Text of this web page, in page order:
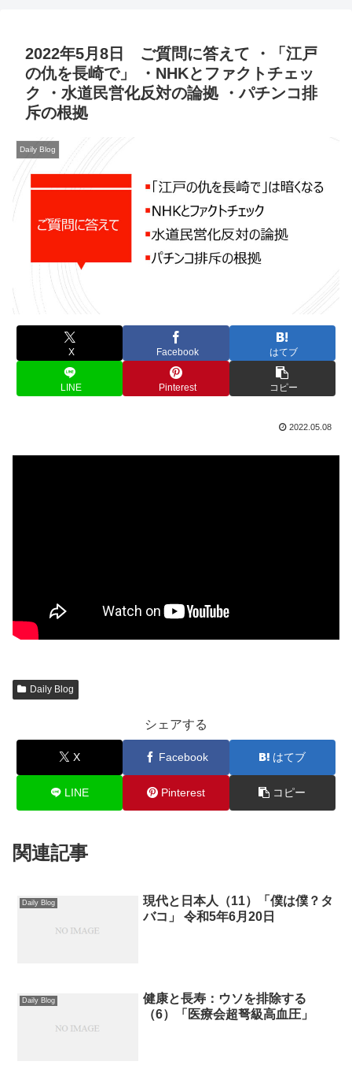
2022年5月8日 ご質問に答えて ・「江戸
の仇を長崎で」 ・NHKとファクトチェッ
ク ・水道民営化反対の論拠 ・パチンコ排
斥の根拠
Daily Blog
X Facebook はてブ
LINE Pinterest コピー
2022.05.08
Daily Blog
シェアする
X Facebook はてブ
LINE Pinterest コピー
関連記事
Daily Blog
現代と日本人（11）「僕は僕？タ
バコ」 令和5年6月20日
Daily Blog
健康と長寿：ウソを排除する
（6）「医療会超弩級高血圧」